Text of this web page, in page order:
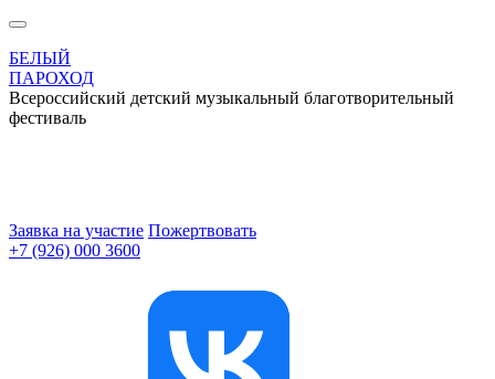
БЕЛЫЙ
ПАРОХОД
Всероссийский детский музыкальный благотворительный
фестиваль
Заявка на участие Пожертвовать
+7 (926) 000 3600